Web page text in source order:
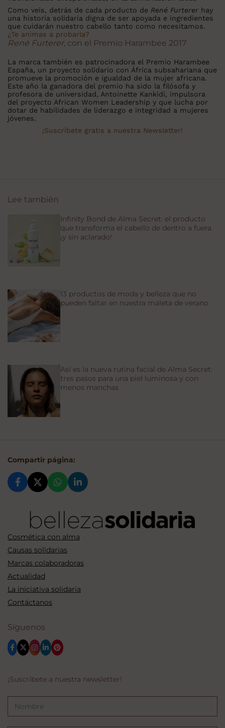
Como veis, detrás de cada producto de René Furterer hay
una historia solidaria digna de ser apoyada e ingredientes
que cuidarán nuestro cabello tanto como necesitamos.
¿Te animas a probarla?
René Furterer, con el Premio Harambee 2017
La marca también es patrocinadora el Premio Harambee
España, un proyecto solidario con África subsahariana que
promueve la promoción e igualdad de la mujer africana.
Este año la ganadora del premio ha sido la filósofa y
profesora de universidad, Antoinette Kankidi, impulsora
del proyecto African Women Leadership y que lucha por
dotar de habilidades de liderazgo e integridad a mujeres
jóvenes.
¡Suscríbete gratis a nuestra Newsletter!
Lee también
Infinity Bond de Alma Secret: el producto
que transforma el cabello de dentro a fuera
¡y sin aclarado!
13 productos de moda y belleza que no
pueden faltar en nuestra maleta de verano
Así es la nueva rutina facial de Alma Secret:
tres pasos para una piel luminosa y con
menos manchas
Compartir página:
Cosmética con alma
Causas solidarias
Marcas colaboradoras
Actualidad
La iniciativa solidaria
Contáctanos
Síguenos
¡Suscríbete a nuestra newsletter!